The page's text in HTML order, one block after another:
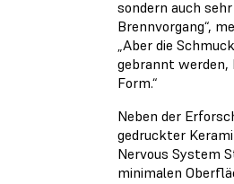
sondern auch
Brennvorgang“,
„Aber die
gebrannt werden,
Form.“
Neben der
gedruckter
Nervous System
minimalen